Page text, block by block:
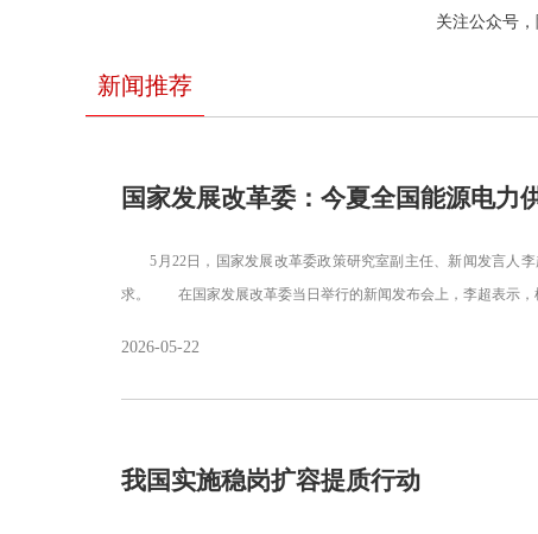
关注公众号
新闻推荐
国家发展改革委：今夏全国能源电力
5月22日，国家发展改革委政策研究室副主任、新闻发言人李
求。 在国家发展改革委当日举行的新闻发布会上，李超表示，
2026-05-22
我国实施稳岗扩容提质行动